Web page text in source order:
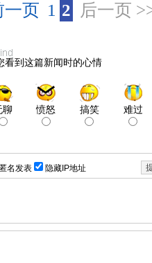
一页 1 2 后一页
看到这篇新闻时的心情
聊 愤怒 搞笑 难过
匿名发表 隐藏IP地址